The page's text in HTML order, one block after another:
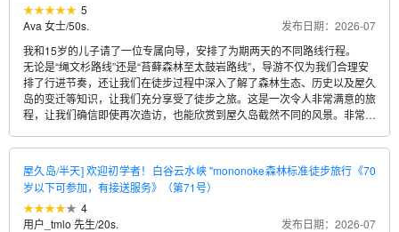
5
Ava 女士/50s.
发布日期：2026-07
我和15岁的儿子请了一位专属向导，安排了为期两天的不同路线行程。
无论是“绳文杉路线”还是“苔藓森林至太鼓岩路线”，导游不仅为我们合理安
排了行进节奏，还让我们在徒步过程中深入了解了森林生态、历史以及屋久
岛的变迁等知识，让我们充分享受了徒步之旅。这是一次令人非常满意的旅
程，让我们确信即使再次造访，也能欣赏到屋久岛截然不同的风景。非常感
屋久岛/半天] 欢迎初学者！白谷云水峡 "mononoke森林标准徒步旅行《70
岁以下可参加，有接送服务》（第71号）
4
用户_tmlo 先生/20s.
发布日期：2026-07